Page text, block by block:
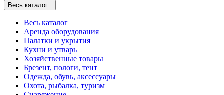
Весь каталог
Весь каталог
Аренда оборудования
Палатки и укрытия
Кухни и утварь
Хозяйственные товары
Брезент, пологи, тент
Одежда, обувь, аксессуары
Охота, рыбалка, туризм